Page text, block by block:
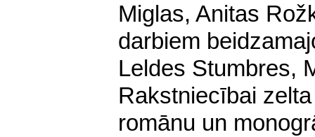
Miglas, Anitas
darbiem
Leldes Stumbres,
Rakstniecībai
romānu un